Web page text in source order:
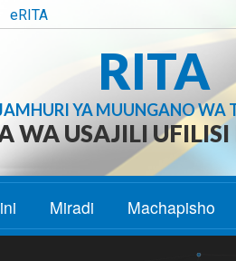
eRITA
RITA
YA MUUNGANO WA
WA USAJILI
Miradi Machapisho